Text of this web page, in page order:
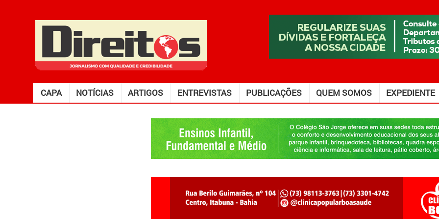
CAPA NOTÍCIAS ARTIGOS ENTREVISTAS PUBLICAÇÕES QUEM SOMOS EXPEDIENTE